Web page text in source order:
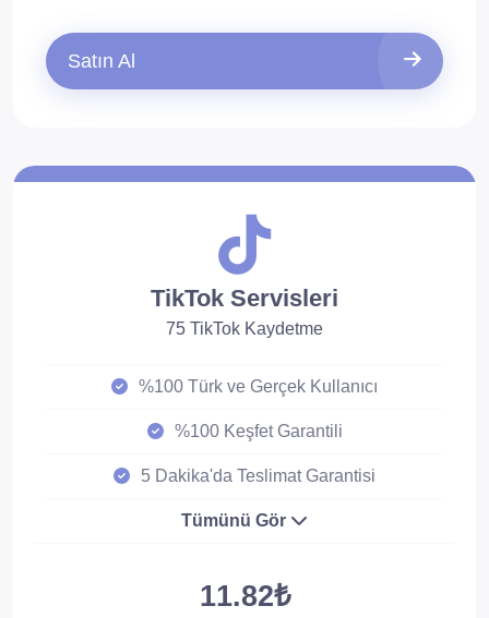
Satın Al
TikTok Servisleri
75 TikTok Kaydetme
%100 Türk ve Gerçek Kullanıcı
%100 Keşfet Garantili
5 Dakika'da Teslimat Garantisi
Tümünü Gör
11.82₺